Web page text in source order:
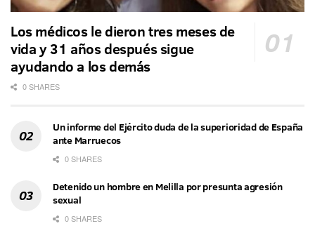
Los médicos le dieron tres meses de
vida y 31 años después sigue
ayudando a los demás
0 SHARES
Un informe del Ejército duda de la superioridad de España
ante Marruecos
0 SHARES
Detenido un hombre en Melilla por presunta agresión
sexual
0 SHARES